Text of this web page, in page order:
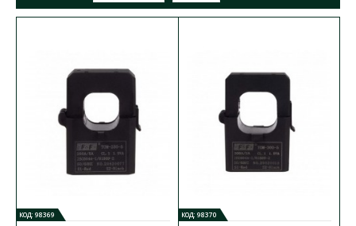
КОД: 98369 КОД: 98370